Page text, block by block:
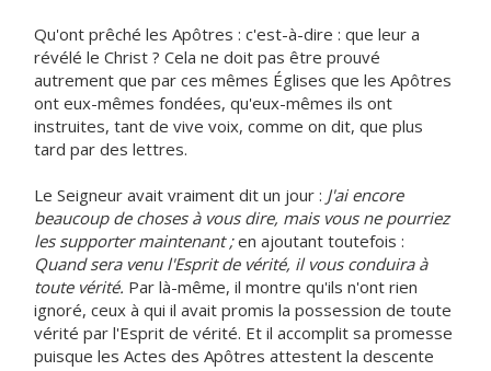
Qu'ont prêché les Apôtres : c'est-à-dire : que leur a
révélé le Christ ? Cela ne doit pas être prouvé
autrement que par ces mêmes Églises que les Apôtres
ont eux-mêmes fondées, qu'eux-mêmes ils ont
instruites, tant de vive voix, comme on dit, que plus
tard par des lettres.
Le Seigneur avait vraiment dit un jour : J'ai encore
beaucoup de choses à vous dire, mais vous ne pourriez
les supporter maintenant ;en ajoutant toutefois :
Quand sera venu l'Esprit de vérité, il vous conduira à
toute vérité. Par là-même, il montre qu'ils n'ont rien
ignoré, ceux à qui il avait promis la possession de toute
vérité par l'Esprit de vérité. Et il accomplit sa promesse
puisque les Actes des Apôtres attestent la descente